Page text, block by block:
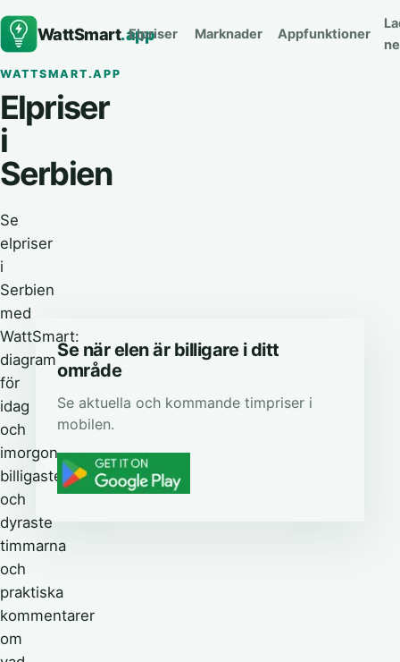
WattSmart.app
Elpriser Marknader Appfunktioner
WATTSMART.APP
Elpriser
i
Serbien
Se
elpriser
i
Serbien
med
WattSmart:
diagram
för
idag
och
imorgon,
billigaste
och
dyraste
timmarna
och
praktiska
kommentarer
om
Se när elen är billigare i ditt
område
Se aktuella och kommande timpriser i
mobilen.